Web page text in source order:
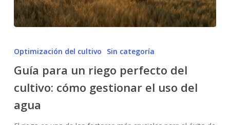
riego
perfecto
cultivo:
Optimización del cultivo Sin categoría
Guía para un riego perfecto del
cultivo: cómo gestionar el uso del
agua